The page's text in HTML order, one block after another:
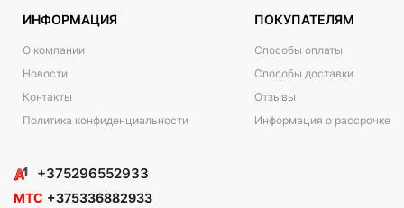
ИНФОРМАЦИЯ
О компании
Новости
Контакты
Политика конфиденциальности
ПОКУПАТЕЛЯМ
Способы оплаты
Способы доставки
Отзывы
Информация о рассрочке
+375296552933
МТС +375336882933